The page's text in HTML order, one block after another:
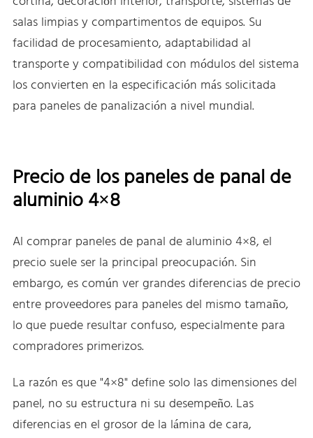
salas limpias y compartimentos de equipos. Su
facilidad de procesamiento, adaptabilidad al
transporte y compatibilidad con módulos del sistema
los convierten en la especificación más solicitada
para paneles de panalización a nivel mundial.
Precio de los paneles de panal de
aluminio 4×8
Al comprar paneles de panal de aluminio 4×8, el
precio suele ser la principal preocupación. Sin
embargo, es común ver grandes diferencias de precio
entre proveedores para paneles del mismo tamaño,
lo que puede resultar confuso, especialmente para
compradores primerizos.
La razón es que "4×8" define solo las dimensiones del
panel, no su estructura ni su desempeño. Las
diferencias en el grosor de la lámina de cara,